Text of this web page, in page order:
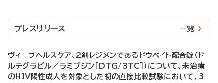
プレスリリース 一覧
ヴィーブヘルスケア、2剤レジメンであるドウベイト配合錠（ド
ルテグラビル／ラミブジン［DTG/3TC］）について、未治療
のHIV陽性成人を対象とした初の直接比較試験において、3